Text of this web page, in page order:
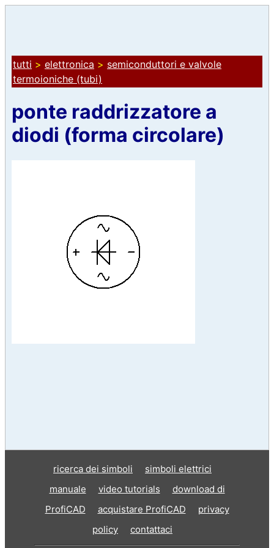
tutti > elettronica > semiconduttori e valvole
termoioniche (tubi)
ponte raddrizzatore a
diodi (forma circolare)
ricerca dei simboli
simboli elettrici
manuale
video tutorials
download di
ProfiCAD
acquistare ProfiCAD
privacy
policy
contattaci